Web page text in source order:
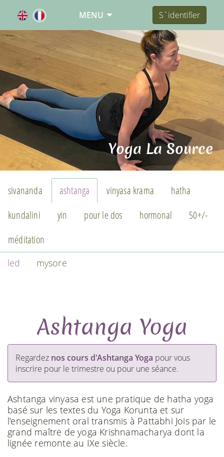
MENU S`identifier
Yoga La Source
sivananda ashtanga vinyasa krama
hatha
kundalini
yin pour le dos hormonal
50+/-
méditation
led mysore
Ashtanga Yoga
Regardez nos cours d'Ashtanga Yoga pour vous
inscrire pour le trimestre ou pour une séance.
Ashtanga vinyasa est une pratique de hatha yoga
basé sur les textes du Yoga Korunta et sur
l'enseignement oral transmis à Pattabhi Jois par le
grand maître de yoga Krishnamacharya dont la
lignée remonte au IXe siècle.